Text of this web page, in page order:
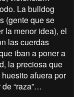
La bulldog
(gente que se
la menor idea), el
las cuerdas
iban a poner a
la preciosa que
afuera por
“raza”…